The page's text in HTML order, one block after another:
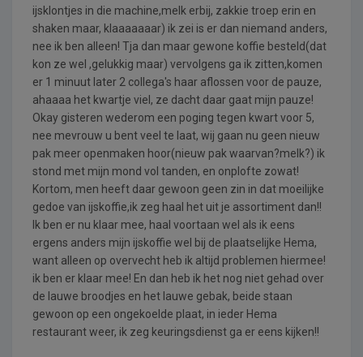
ijsklontjes in die machine,melk erbij, zakkie troep erin en
shaken maar, klaaaaaaar) ik zei is er dan niemand anders,
nee ik ben alleen! Tja dan maar gewone koffie besteld(dat
kon ze wel ,gelukkig maar) vervolgens ga ik zitten,komen
er 1 minuut later 2 collega's haar aflossen voor de pauze,
ahaaaa het kwartje viel, ze dacht daar gaat mijn pauze!
Okay gisteren wederom een poging tegen kwart voor 5,
nee mevrouw u bent veel te laat, wij gaan nu geen nieuw
pak meer openmaken hoor(nieuw pak waarvan?melk?) ik
stond met mijn mond vol tanden, en onplofte zowat!
Kortom, men heeft daar gewoon geen zin in dat moeilijke
gedoe van ijskoffie,ik zeg haal het uit je assortiment dan!!
Ik ben er nu klaar mee, haal voortaan wel als ik eens
ergens anders mijn ijskoffie wel bij de plaatselijke Hema,
want alleen op overvecht heb ik altijd problemen hiermee!
ik ben er klaar mee! En dan heb ik het nog niet gehad over
de lauwe broodjes en het lauwe gebak, beide staan
gewoon op een ongekoelde plaat, in ieder Hema
restaurant weer, ik zeg keuringsdienst ga er eens kijken!!